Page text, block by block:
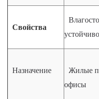
Свойства
Назначение
Жилые
офисы